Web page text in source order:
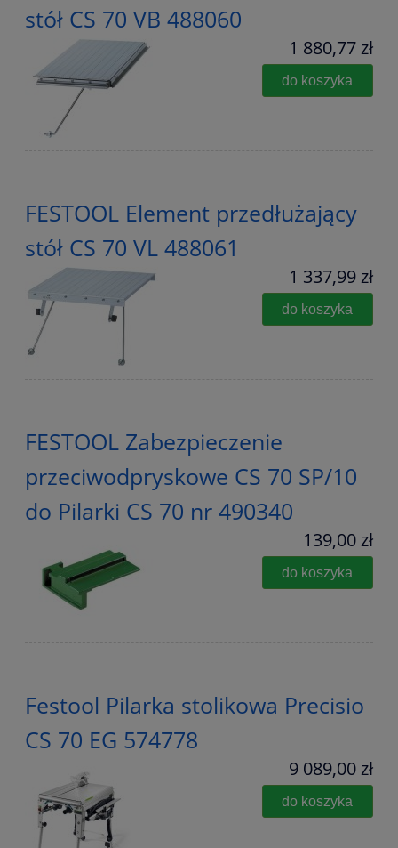
stół CS 70 VB 488060
1 880,77 zł
do koszyka
FESTOOL Element przedłużający
stół CS 70 VL 488061
1 337,99 zł
do koszyka
FESTOOL Zabezpieczenie
przeciwodpryskowe CS 70 SP/10
do Pilarki CS 70 nr 490340
139,00 zł
do koszyka
Festool Pilarka stolikowa Precisio
CS 70 EG 574778
9 089,00 zł
do koszyka